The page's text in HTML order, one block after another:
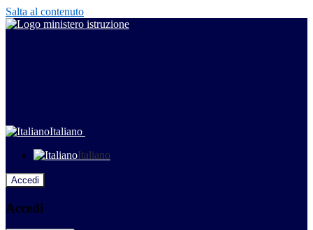
Salta al contenuto
Italiano
Italiano
Accedi
Accedi